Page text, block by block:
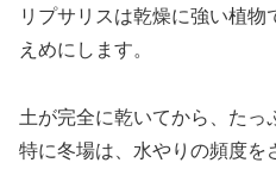
リプサリスは乾燥に強い植
えめにします。
土が完全に乾いてから、たっ
特に冬場は、水やりの頻度を